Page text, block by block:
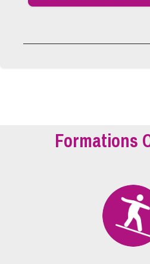
Formations